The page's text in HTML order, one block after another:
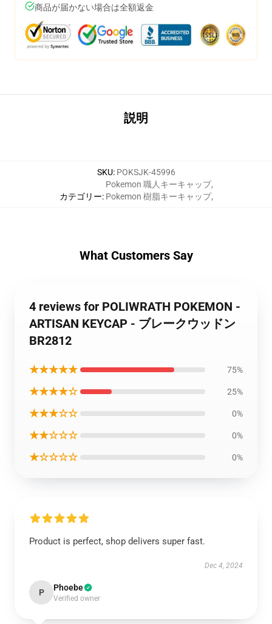
商品が届かない場合は全額返金
説明
SKU: POKSJK-45996
カテゴリー:
Pokemon 職人キーキャップ,
Pokemon 樹脂キーキャップ,
What Customers Say
4 reviews for POLIWRATH POKEMON -
ARTISAN KEYCAP - ブレークウッドン
BR2812
★★★★★ 75%
★★★★☆ 25%
★★★☆☆ 0%
★★☆☆☆ 0%
★☆☆☆☆ 0%
Product is perfect, shop delivers super fast.
Dec 4, 2024
P Phoebe
Verified owner